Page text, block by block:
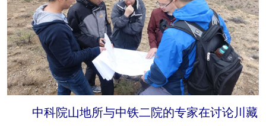
中科院山地所与中铁二院的专家在讨论川藏